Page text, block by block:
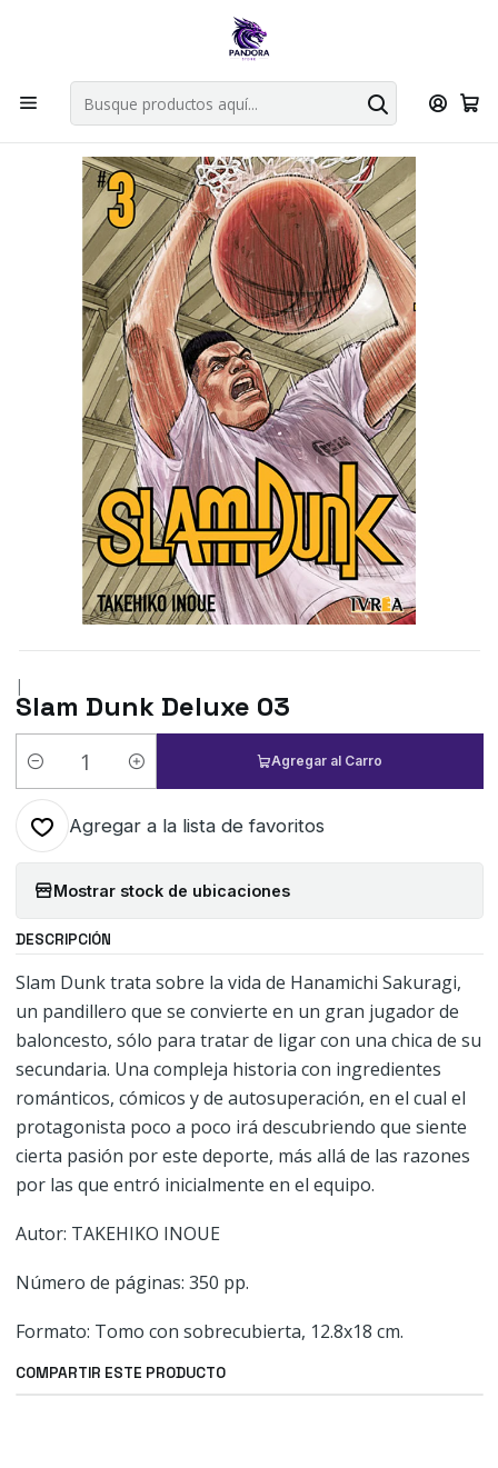
Por compras en cartas singles superiores a 49.990 el envio es
Explorar singles
Mangas Bunkoban Doble Slam Dunk Deluxe 03
|
Slam Dunk Deluxe 03
Cantidad
Agregar al Carro
Agregar a la lista de favoritos
Mostrar stock de ubicaciones
DESCRIPCIÓN
Slam Dunk trata sobre la vida de Hanamichi Sakuragi,
un pandillero que se convierte en un gran jugador de
baloncesto, sólo para tratar de ligar con una chica de su
secundaria. Una compleja historia con ingredientes
románticos, cómicos y de autosuperación, en el cual el
protagonista poco a poco irá descubriendo que siente
cierta pasión por este deporte, más allá de las razones
por las que entró inicialmente en el equipo.
Autor: TAKEHIKO INOUE
Número de páginas: 350 pp.
Formato: Tomo con sobrecubierta, 12.8x18 cm.
COMPARTIR ESTE PRODUCTO